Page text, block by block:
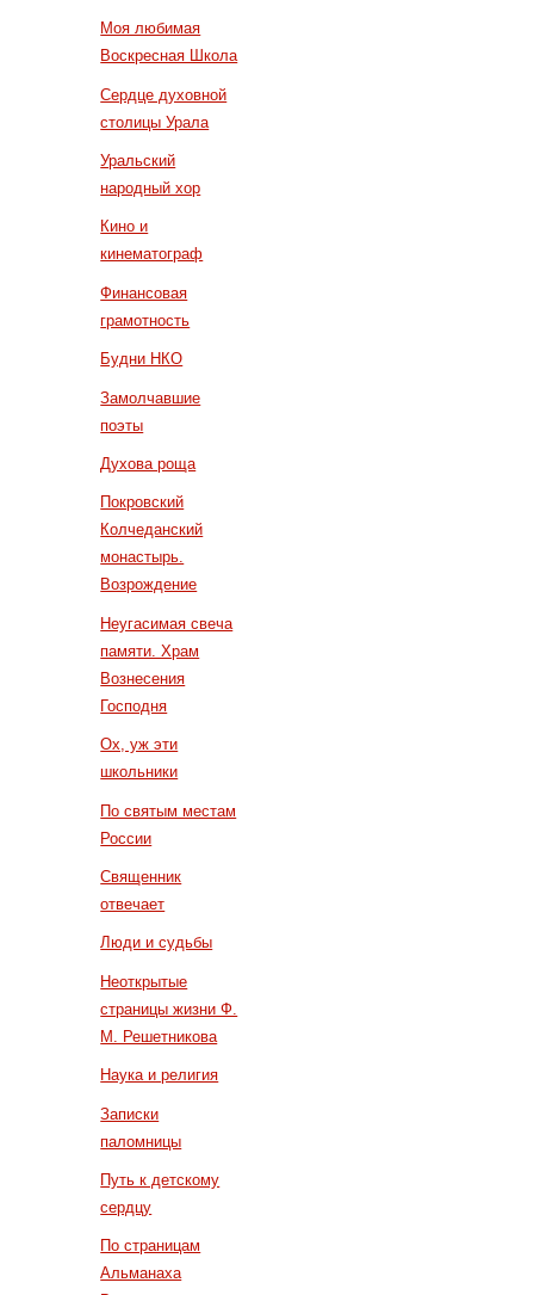
Моя любимая
Воскресная Школа
Сердце духовной
столицы Урала
Уральский
народный хор
Кино и
кинематограф
Финансовая
грамотность
Будни НКО
Замолчавшие
поэты
Духова роща
Покровский
Колчеданский
монастырь.
Возрождение
Неугасимая свеча
памяти. Храм
Вознесения
Господня
Ох, уж эти
школьники
По святым местам
России
Священник
отвечает
Люди и судьбы
Неоткрытые
страницы жизни Ф.
М. Решетникова
Наука и религия
Записки
паломницы
Путь к детскому
сердцу
По страницам
Альманаха